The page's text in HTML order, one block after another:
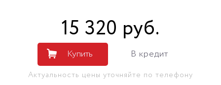
15 320 руб.
Купить В кредит
Актуальность цены уточняйте по телефону